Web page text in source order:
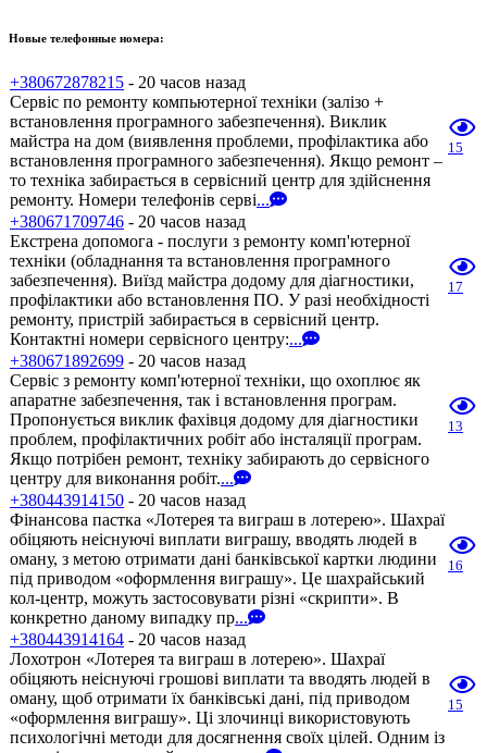
Новые телефонные номера:
+380672878215 - 20 часов назад
Сервіс по ремонту компьютерної техніки (залізо +
встановлення програмного забезпечення). Виклик
майстра на дом (виявлення проблеми, профілактика або
встановлення програмного забезпечення). Якщо ремонт –
то техніка забирається в сервісний центр для здійснення
ремонту. Номери телефонів серві...
15
+380671709746 - 20 часов назад
Екстрена допомога - послуги з ремонту комп'ютерної
техніки (обладнання та встановлення програмного
забезпечення). Виїзд майстра додому для діагностики,
профілактики або встановлення ПО. У разі необхідності
ремонту, пристрій забирається в сервісний центр.
Контактні номери сервісного центру:...
17
+380671892699 - 20 часов назад
Сервіс з ремонту комп'ютерної техніки, що охоплює як
апаратне забезпечення, так і встановлення програм.
Пропонується виклик фахівця додому для діагностики
проблем, профілактичних робіт або інсталяції програм.
Якщо потрібен ремонт, техніку забирають до сервісного
центру для виконання робіт....
13
+380443914150 - 20 часов назад
Фінансова пастка «Лотерея та виграш в лотерею». Шахраї
обіцяють неіснуючі виплати виграшу, вводять людей в
оману, з метою отримати дані банківської картки людини
під приводом «оформлення виграшу». Це шахрайський
кол-центр, можуть застосовувати різні «скрипти». В
конкретно даному випадку пр...
16
+380443914164 - 20 часов назад
Лохотрон «Лотерея та виграш в лотерею». Шахраї
обіцяють неіснуючі грошові виплати та вводять людей в
оману, щоб отримати їх банківські дані, під приводом
«оформлення виграшу». Ці злочинці використовують
психологічні методи для досягнення своїх цілей. Одним із
15